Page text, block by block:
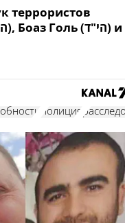
террористов
полиция